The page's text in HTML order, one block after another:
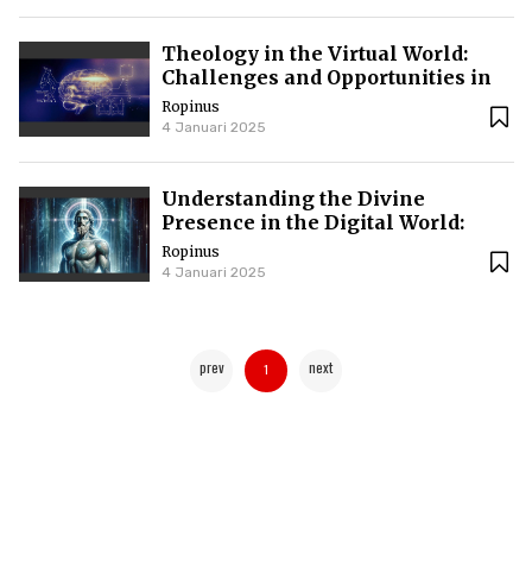
Theology in the Virtual World:
Challenges and Opportunities in
the Digital Technology Era
Ropinus
4 Januari 2025
Understanding the Divine
Presence in the Digital World:
Between Technology and
Theology
Ropinus
4 Januari 2025
prev 1 next